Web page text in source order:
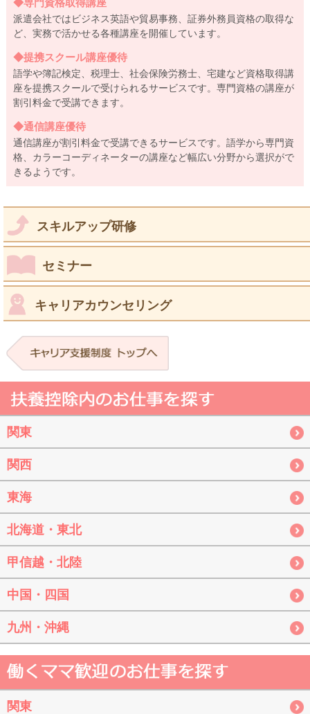
◆専門資格取得講座
派遣会社ではビジネス英語や貿易事務、証券外務員資格の取得な
ど、実務で活かせる各種講座を開催しています。
◆提携スクール講座優待
語学や簿記検定、税理士、社会保険労務士、宅建など資格取得講
座を提携スクールで受けられるサービスです。専門資格の講座が
割引料金で受講できます。
◆通信講座優待
通信講座が割引料金で受講できるサービスです。語学から専門資
格、カラーコーディネーターの講座など幅広い分野から選択がで
きるようです。
スキルアップ研修
セミナー
キャリアカウンセリング
関東
関西
東海
北海道・東北
甲信越・北陸
中国・四国
九州・沖縄
関東